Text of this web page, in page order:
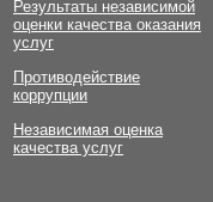
Результаты независимой
оценки качества оказания
услуг
Противодействие
коррупции
Независимая оценка
качества услуг